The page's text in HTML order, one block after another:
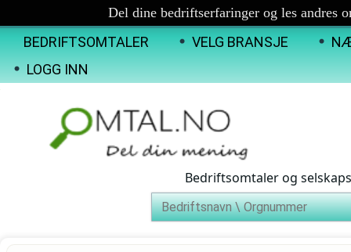
Del dine bedriftserfaringer og les andres
BEDRIFTSOMTALER VELG BRANSJE
LOGG INN
Bedriftsomtaler og